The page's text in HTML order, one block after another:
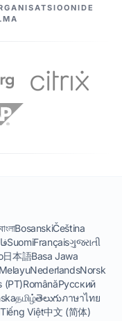
বাংলাBosanskiČeština
SuomiFrançaisગુજરાતી
日本語Basa Jawa
NederlandsNorsk
(PT)RomânăРусский
தமிழ்తెలుగుภาษาไทย
Tiếng Việt中文 (简体)